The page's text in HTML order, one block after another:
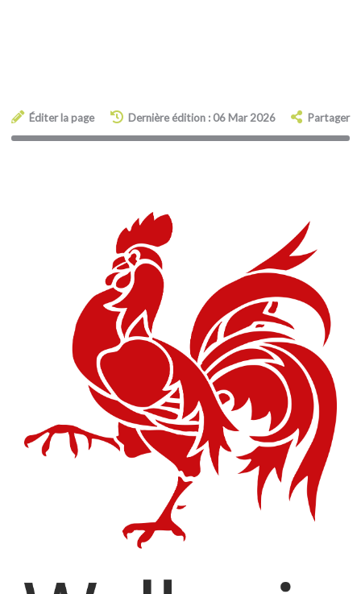
Éditer la page Dernière édition : 06 Mar 2026 Partager